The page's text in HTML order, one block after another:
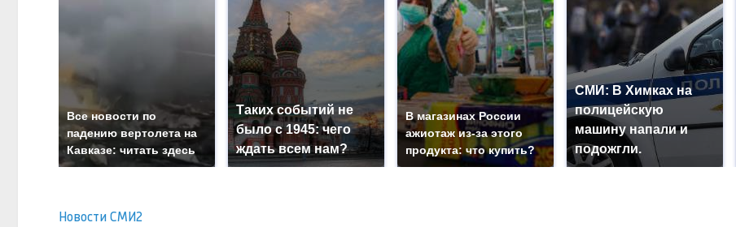
Все новости по
падению вертолета на
Кавказе: читать здесь
Таких событий не
было с 1945: чего
ждать всем нам?
В магазинах России
ажиотаж из-за этого
продукта: что купить?
СМИ: В Химках на
полицейскую
машину напали и
подожгли.
Новости СМИ2